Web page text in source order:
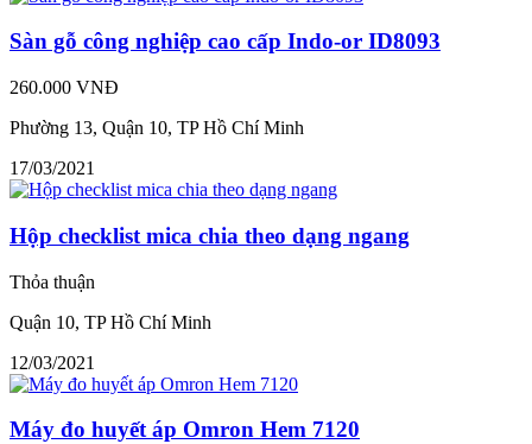
Sàn gỗ công nghiệp cao cấp Indo-or ID8093
260.000 VNĐ
Phường 13, Quận 10, TP Hồ Chí Minh
17/03/2021
Hộp checklist mica chia theo dạng ngang
Thỏa thuận
Quận 10, TP Hồ Chí Minh
12/03/2021
Máy đo huyết áp Omron Hem 7120